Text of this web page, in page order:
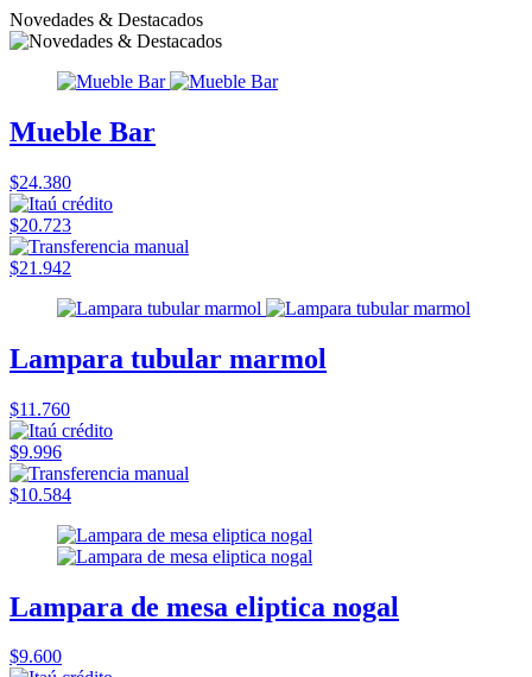
Novedades & Destacados
Mueble Bar
$24.380
$20.723
$21.942
Lampara tubular marmol
$11.760
$9.996
$10.584
Lampara de mesa eliptica nogal
$9.600